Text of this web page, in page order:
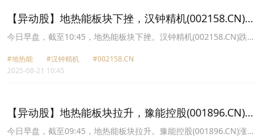
【异动股】地热能板块下挫，汉钟精机(002158.CN)跌
8.57%
今日早盘，截至10:45，地热能板块下挫。汉钟精机(002158.CN)跌
股份(300257.CN)跌2.86%报13.92元，隆华科技(300263.CN)跌
1.67%报8.82元，盾安环境(002011.CN)跌0.44%报13.43元，中材节
#地热能 #汉钟精机
#002158.CN
2025-08-21 10:45
【异动股】地热能板块拉升，豫能控股(001896.CN)涨
10.02%
今日早盘，截至09:45，地热能板块拉升。豫能控股(001896.CN)涨